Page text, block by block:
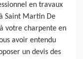
en travaux
Saint Martin De
votre charpente en
avoir entendu
un devis des